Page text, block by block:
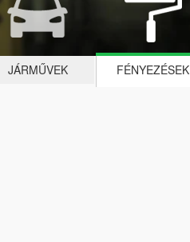
JÁRMŰVEK FÉNYEZÉSEK